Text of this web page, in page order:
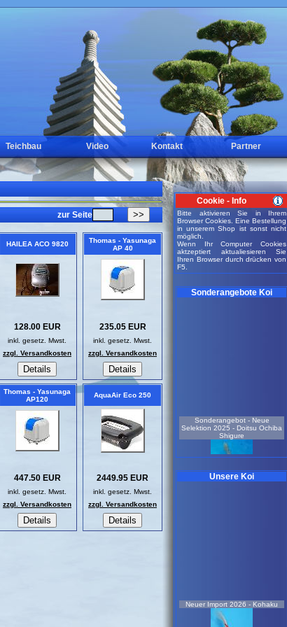
Teichbau Video Kontakt Partner
zur Seite >>
HAILEA ACO 9820
128.00 EUR
inkl. gesetz. Mwst.
zzgl. Versandkosten
Thomas - Yasunaga
AP 40
235.05 EUR
inkl. gesetz. Mwst.
zzgl. Versandkosten
Thomas - Yasunaga
AP120
447.50 EUR
inkl. gesetz. Mwst.
zzgl. Versandkosten
AquaAir Eco 250
2449.95 EUR
inkl. gesetz. Mwst.
zzgl. Versandkosten
Cookie - Info
Bitte aktivieren Sie in Ihrem
Browser Cookies. Eine Bestellung
in unserem Shop ist sonst nicht
möglich.
Wenn Ihr Computer Cookies
aktzeptiert aktualiesieren Sie
Ihren Browser durch drücken von
F5.
Sonderangebote Koi
Sonderangebot - Neue
Selektion 2025 - Doitsu Ochiba
Shigure
Unsere Koi
Neuer Import 2026 - Kohaku